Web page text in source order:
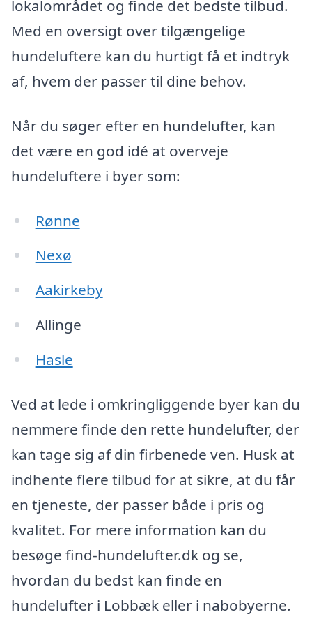
lokalområdet og finde det bedste tilbud.
Med en oversigt over tilgængelige
hundeluftere kan du hurtigt få et indtryk
af, hvem der passer til dine behov.
Når du søger efter en hundelufter, kan
det være en god idé at overveje
hundeluftere i byer som:
Rønne
Nexø
Aakirkeby
Allinge
Hasle
Ved at lede i omkringliggende byer kan du
nemmere finde den rette hundelufter, der
kan tage sig af din firbenede ven. Husk at
indhente flere tilbud for at sikre, at du får
en tjeneste, der passer både i pris og
kvalitet. For mere information kan du
besøge find-hundelufter.dk og se,
hvordan du bedst kan finde en
hundelufter i Lobbæk eller i nabobyerne.